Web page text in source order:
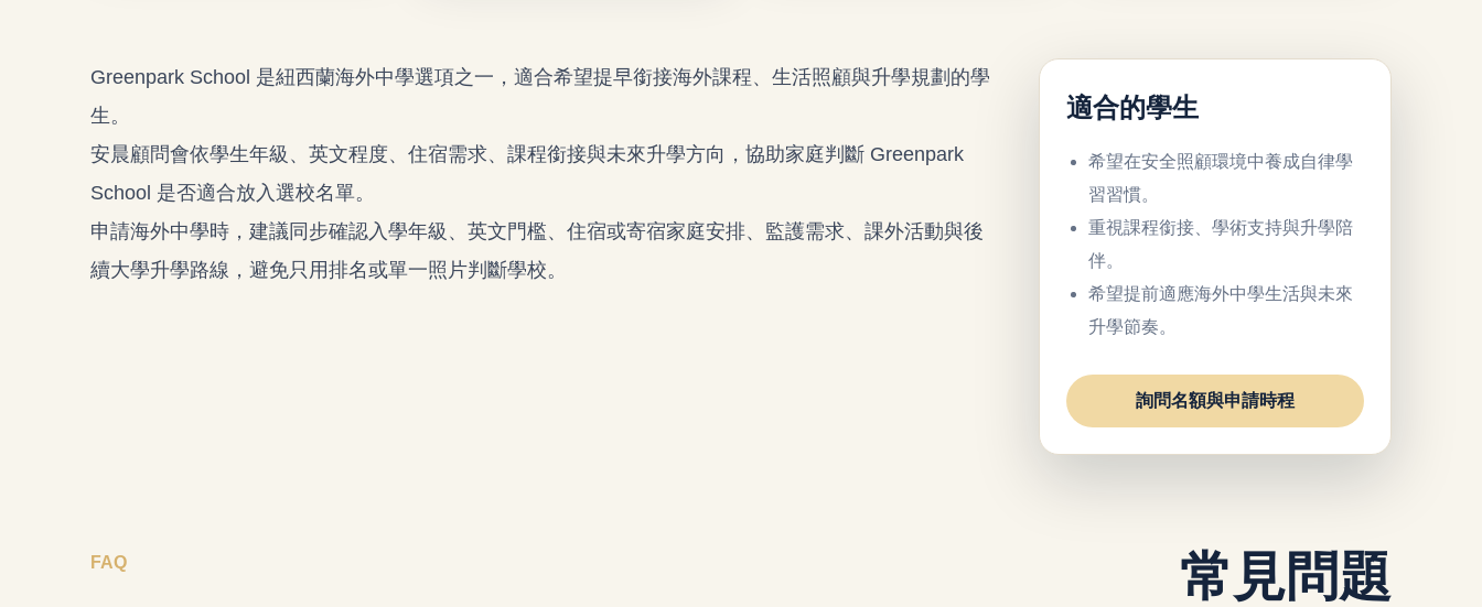
Greenpark School 是紐西蘭海外中學選項之一，適合希望提早銜接海外課程、生活照顧與升學規劃的學
生。
安晨顧問會依學生年級、英文程度、住宿需求、課程銜接與未來升學方向，協助家庭判斷 Greenpark
School 是否適合放入選校名單。
申請海外中學時，建議同步確認入學年級、英文門檻、住宿或寄宿家庭安排、監護需求、課外活動與後
續大學升學路線，避免只用排名或單一照片判斷學校。
適合的學生
希望在安全照顧環境中養成自律學
習習慣。
重視課程銜接、學術支持與升學陪
伴。
希望提前適應海外中學生活與未來
升學節奏。
詢問名額與申請時程
FAQ 常見問題